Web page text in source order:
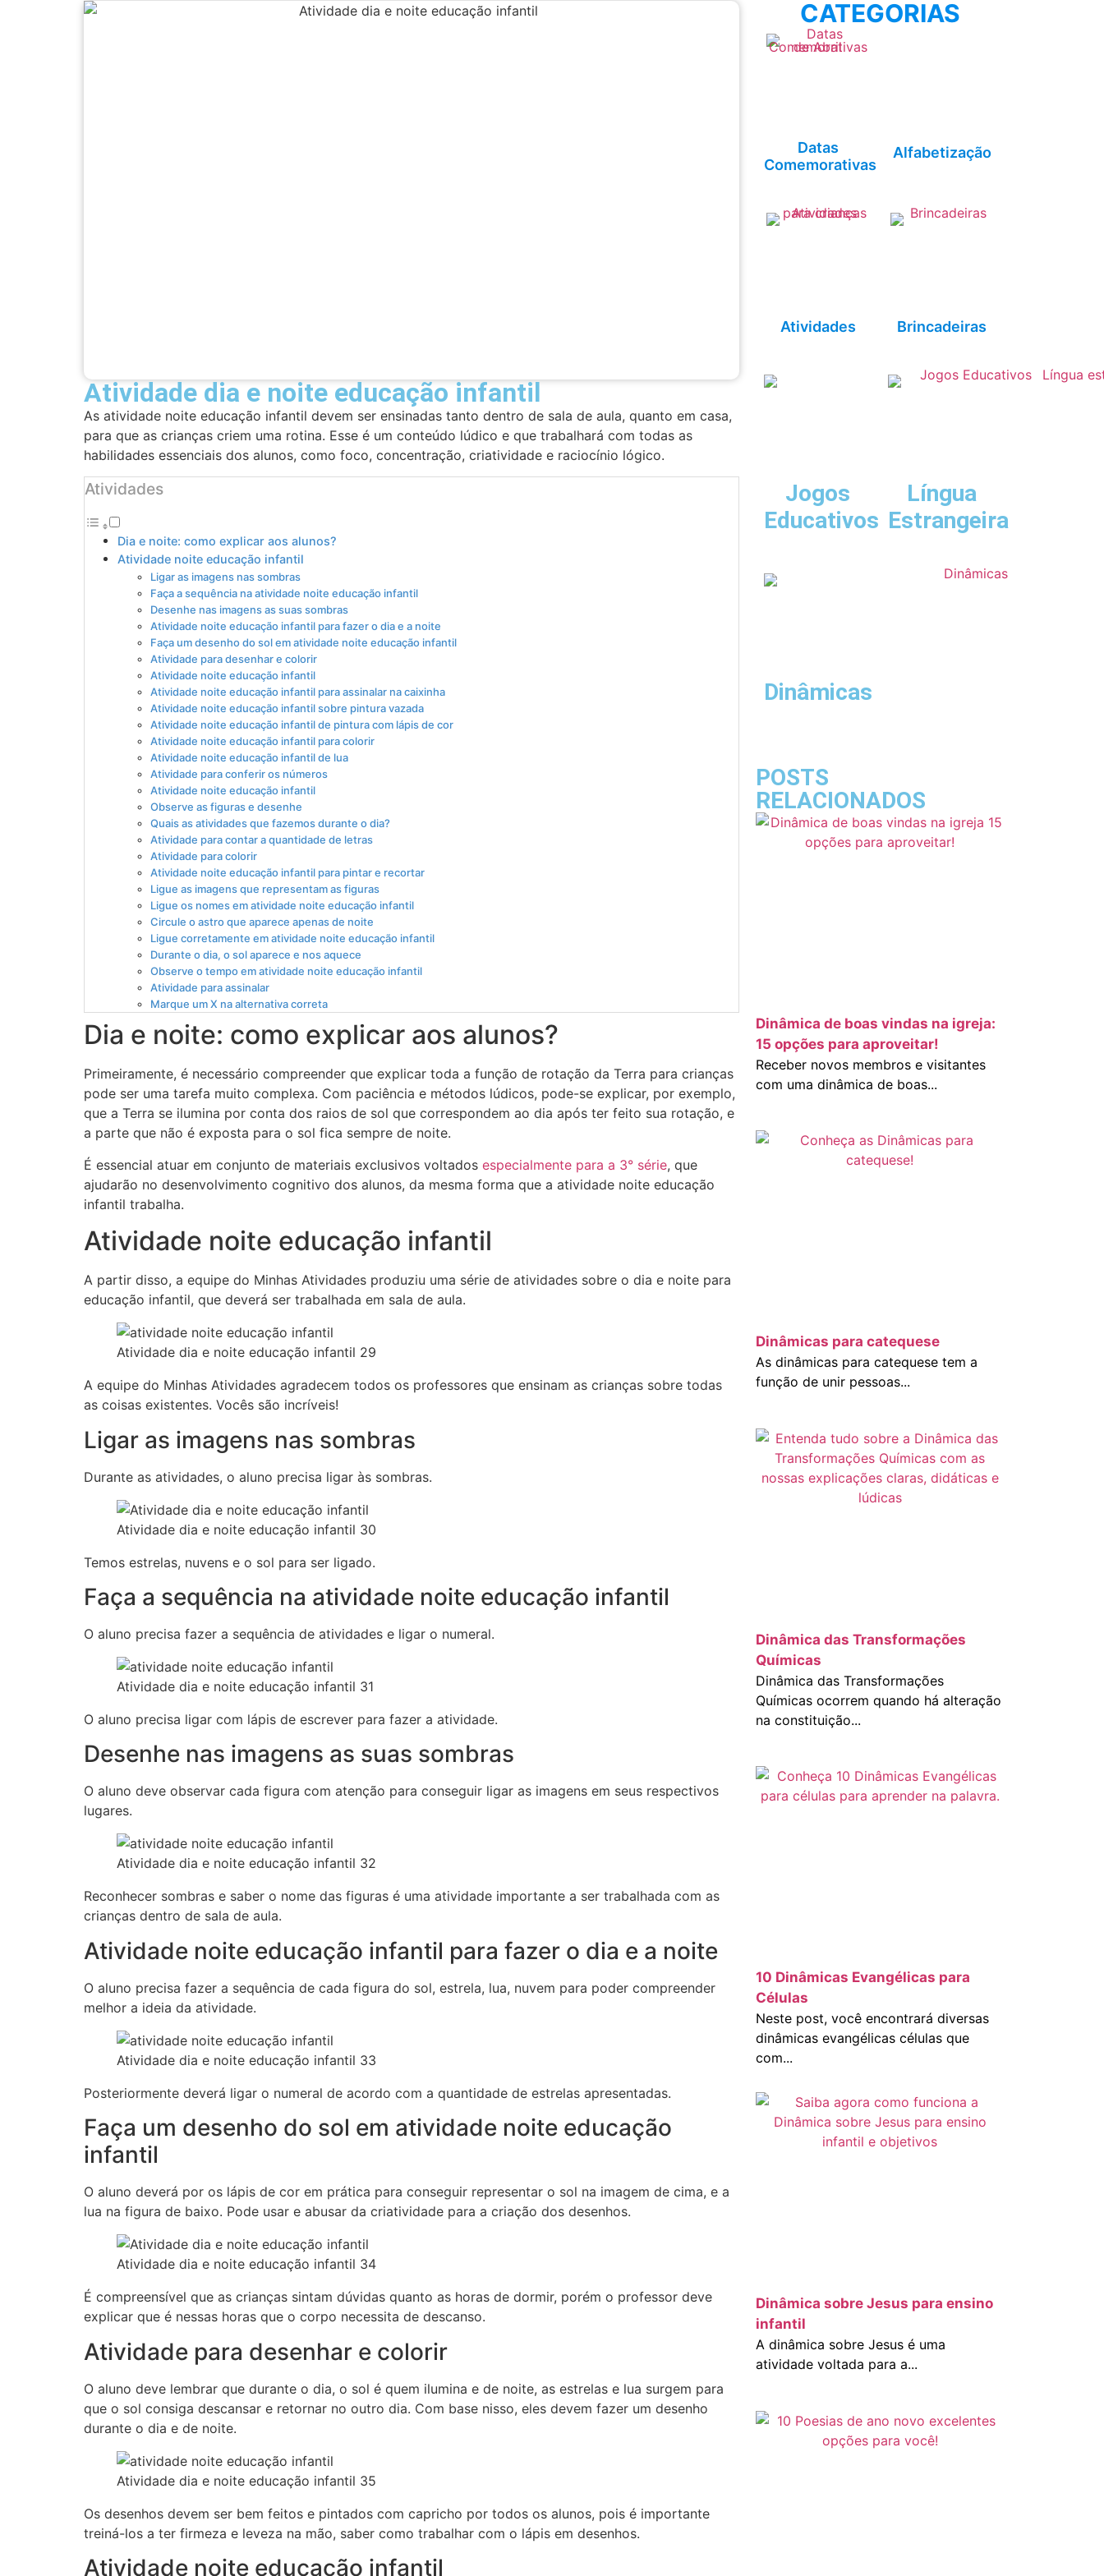
Atividade dia e noite educação infantil
As atividade noite educação infantil devem ser ensinadas tanto dentro de sala de aula, quanto em casa,
para que as crianças criem uma rotina. Esse é um conteúdo lúdico e que trabalhará com todas as
habilidades essenciais dos alunos, como foco, concentração, criatividade e raciocínio lógico.
Atividades
Dia e noite: como explicar aos alunos?
Atividade noite educação infantil
Ligar as imagens nas sombras
Faça a sequência na atividade noite educação infantil
Desenhe nas imagens as suas sombras
Atividade noite educação infantil para fazer o dia e a noite
Faça um desenho do sol em atividade noite educação infantil
Atividade para desenhar e colorir
Atividade noite educação infantil
Atividade noite educação infantil para assinalar na caixinha
Atividade noite educação infantil sobre pintura vazada
Atividade noite educação infantil de pintura com lápis de cor
Atividade noite educação infantil para colorir
Atividade noite educação infantil de lua
Atividade para conferir os números
Atividade noite educação infantil
Observe as figuras e desenhe
Quais as atividades que fazemos durante o dia?
Atividade para contar a quantidade de letras
Atividade para colorir
Atividade noite educação infantil para pintar e recortar
Ligue as imagens que representam as figuras
Ligue os nomes em atividade noite educação infantil
Circule o astro que aparece apenas de noite
Ligue corretamente em atividade noite educação infantil
Durante o dia, o sol aparece e nos aquece
Observe o tempo em atividade noite educação infantil
Atividade para assinalar
Marque um X na alternativa correta
Dia e noite: como explicar aos alunos?
Primeiramente, é necessário compreender que explicar toda a função de rotação da Terra para crianças
pode ser uma tarefa muito complexa. Com paciência e métodos lúdicos, pode-se explicar, por exemplo,
que a Terra se ilumina por conta dos raios de sol que correspondem ao dia após ter feito sua rotação, e
a parte que não é exposta para o sol fica sempre de noite.
É essencial atuar em conjunto de materiais exclusivos voltados especialmente para a 3° série, que
ajudarão no desenvolvimento cognitivo dos alunos, da mesma forma que a atividade noite educação
infantil trabalha.
Atividade noite educação infantil
A partir disso, a equipe do Minhas Atividades produziu uma série de atividades sobre o dia e noite para
educação infantil, que deverá ser trabalhada em sala de aula.
Atividade dia e noite educação infantil 29
A equipe do Minhas Atividades agradecem todos os professores que ensinam as crianças sobre todas
as coisas existentes. Vocês são incríveis!
Ligar as imagens nas sombras
Durante as atividades, o aluno precisa ligar às sombras.
Atividade dia e noite educação infantil 30
Temos estrelas, nuvens e o sol para ser ligado.
Faça a sequência na atividade noite educação infantil
O aluno precisa fazer a sequência de atividades e ligar o numeral.
Atividade dia e noite educação infantil 31
O aluno precisa ligar com lápis de escrever para fazer a atividade.
Desenhe nas imagens as suas sombras
O aluno deve observar cada figura com atenção para conseguir ligar as imagens em seus respectivos
lugares.
Atividade dia e noite educação infantil 32
Reconhecer sombras e saber o nome das figuras é uma atividade importante a ser trabalhada com as
crianças dentro de sala de aula.
Atividade noite educação infantil para fazer o dia e a noite
O aluno precisa fazer a sequência de cada figura do sol, estrela, lua, nuvem para poder compreender
melhor a ideia da atividade.
Atividade dia e noite educação infantil 33
Posteriormente deverá ligar o numeral de acordo com a quantidade de estrelas apresentadas.
Faça um desenho do sol em atividade noite educação
infantil
O aluno deverá por os lápis de cor em prática para conseguir representar o sol na imagem de cima, e a
lua na figura de baixo. Pode usar e abusar da criatividade para a criação dos desenhos.
Atividade dia e noite educação infantil 34
É compreensível que as crianças sintam dúvidas quanto as horas de dormir, porém o professor deve
explicar que é nessas horas que o corpo necessita de descanso.
Atividade para desenhar e colorir
O aluno deve lembrar que durante o dia, o sol é quem ilumina e de noite, as estrelas e lua surgem para
que o sol consiga descansar e retornar no outro dia. Com base nisso, eles devem fazer um desenho
durante o dia e de noite.
Atividade dia e noite educação infantil 35
Os desenhos devem ser bem feitos e pintados com capricho por todos os alunos, pois é importante
treiná-los a ter firmeza e leveza na mão, saber como trabalhar com o lápis em desenhos.
Atividade noite educação infantil
CATEGORIAS
Datas
Comemorativas
Alfabetização
Atividades Brincadeiras
Jogos
Educativos
Língua
Estrangeira
Dinâmicas
POSTS
RELACIONADOS
Dinâmica de boas vindas na igreja:
15 opções para aproveitar!
Receber novos membros e visitantes
com uma dinâmica de boas...
Dinâmicas para catequese
As dinâmicas para catequese tem a
função de unir pessoas...
Dinâmica das Transformações
Químicas
Dinâmica das Transformações
Químicas ocorrem quando há alteração
na constituição...
10 Dinâmicas Evangélicas para
Células
Neste post, você encontrará diversas
dinâmicas evangélicas células que
com...
Dinâmica sobre Jesus para ensino
infantil
A dinâmica sobre Jesus é uma
atividade voltada para a...